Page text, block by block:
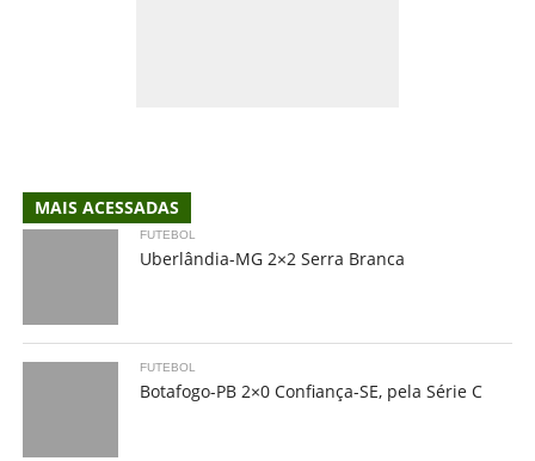
MAIS ACESSADAS
FUTEBOL
Uberlândia-MG 2×2 Serra Branca
FUTEBOL
Botafogo-PB 2×0 Confiança-SE, pela Série C